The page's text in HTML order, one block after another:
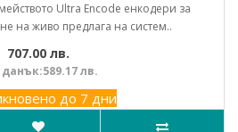
Ultra Encode енкодери за
на живо предлага на систем..
707.00 лв.
данък:589.17 лв.
до 7 дни